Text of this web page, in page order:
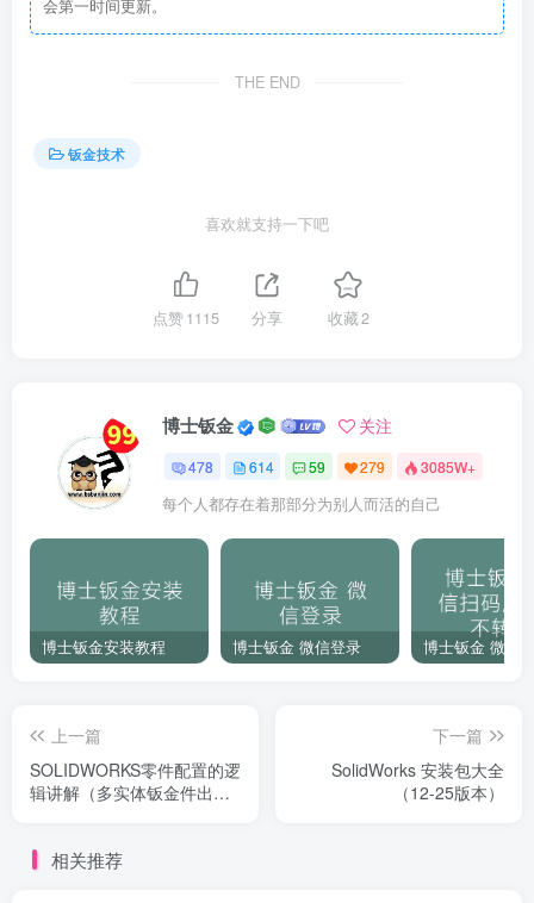
会第一时间更新。
THE END
钣金技术
喜欢就支持一下吧
点赞1115 分享 收藏2
博士钣金 关注
478 614 59 279 3085W+
每个人都存在着那部分为别人而活的自己
博士钣金安装教程 博士钣金 微信登录
上一篇
SOLIDWORKS零件配置的逻
辑讲解（多实体钣金件出图
下一篇
SolidWorks 安装包大全
（12-25版本）
相关推荐